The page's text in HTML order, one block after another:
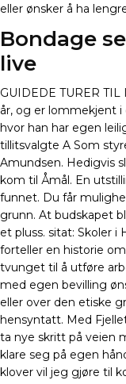
eller ønsker å ha
Bondage
live
GUIDEDE TURER
år, og er lommekjent i
hvor han har egen
tillitsvalgte A Som
Amundsen. Hedigvis
kom til Åmål. En
funnet. Du får
grunn. At budskapet
et pluss. sitat: Skoler
forteller en historie
tvunget til å utføre
med egen bevilling
eller over den etiske
hensyntatt. Med
ta nye skritt på veien
klare seg på egen
klover vil jeg gjøre til